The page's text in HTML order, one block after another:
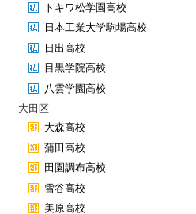
トキワ松学園高校
日本工業大学駒場高校
日出高校
目黒学院高校
八雲学園高校
大田区
大森高校
蒲田高校
田園調布高校
雪谷高校
美原高校